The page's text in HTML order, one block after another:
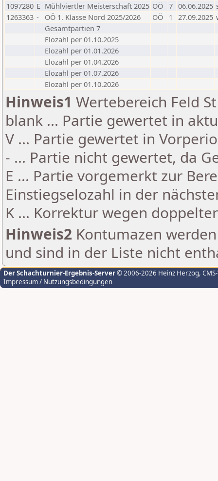
1097280 E Mühlviertler Meisterschaft 2025 OÖ 7 06.06.2025
1263363 - OÖ 1. Klasse Nord 2025/2026 OÖ 1 27.09.2025
Gesamtpartien 7
Elozahl per 01.10.2025
Elozahl per 01.01.2026
Elozahl per 01.04.2026
Elozahl per 01.07.2026
Elozahl per 01.10.2026
Hinweis1 Wertebereich Feld
blank ... Partie gewertet in
V ... Partie gewertet in
- ... Partie nicht gewertet, da
E ... Partie vorgemerkt zur
Einstiegselozahl in der
K ... Korrektur wegen
Hinweis2 Kontumazen
und sind in der Liste nicht
Der Schachturnier-Ergebnis-Server© 2006-2026 Heinz Herzog,
Impressum / Nutzungsbedingungen